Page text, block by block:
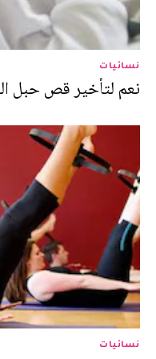
نسائيات
نعم لتأخير قص حبل
نسائيات